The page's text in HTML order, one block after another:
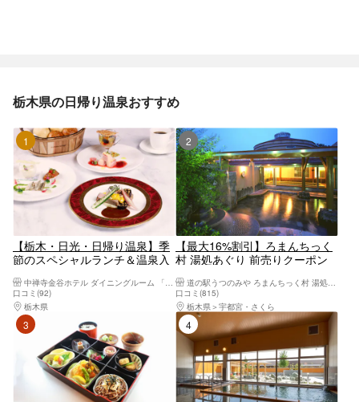
栃木県の日帰り温泉おすすめ
1位
【栃木・日光・日帰り温泉】季
節のスペシャルランチ＆温泉入
中禅寺金谷ホテル ダイニングルーム 「みずなら」
口コミ(92)
栃木県
日光・霧降高原・奥日光・中禅寺湖・今市
2位
【最大16%割引】ろまんちっく
村 湯処あぐり 前売りクーポン
道の駅うつのみや ろまんちっく村 湯処あぐり
口コミ(815)
栃木県
宇都宮・さくら
4位